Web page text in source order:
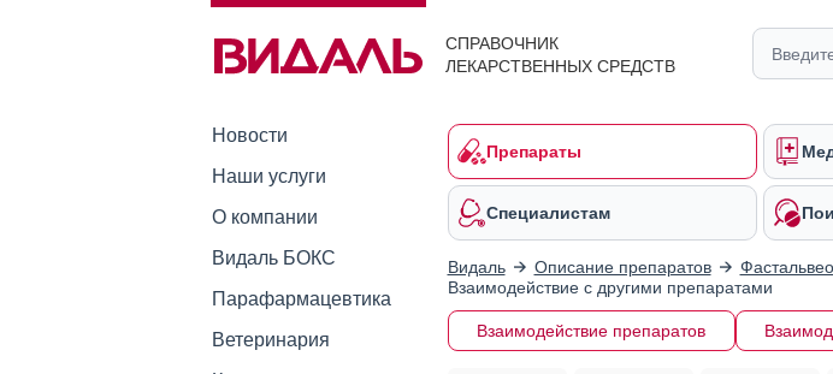
СПРАВОЧНИК
ЛЕКАРСТВЕННЫХ СРЕДСТВ
Новости
Наши услуги
О компании
Видаль БОКС
Парафармацевтика
Ветеринария
Препараты
Специалистам
Видаль Описание препаратов
Фастальвео
Взаимодействие с другими препаратами
Взаимодействие препаратов